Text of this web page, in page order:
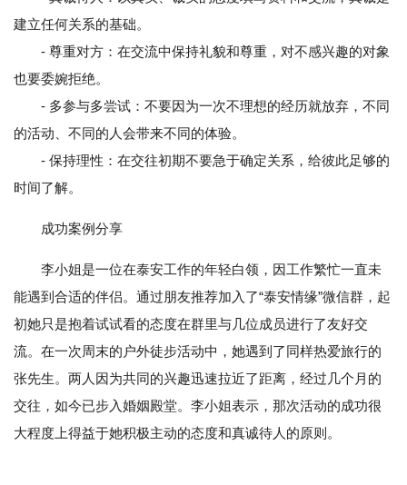
建立任何关系的基础。
- 尊重对方：在交流中保持礼貌和尊重，对不感兴趣的对象
也要委婉拒绝。
- 多参与多尝试：不要因为一次不理想的经历就放弃，不同
的活动、不同的人会带来不同的体验。
- 保持理性：在交往初期不要急于确定关系，给彼此足够的
时间了解。
成功案例分享
李小姐是一位在泰安工作的年轻白领，因工作繁忙一直未
能遇到合适的伴侣。通过朋友推荐加入了“泰安情缘”微信群，起
初她只是抱着试试看的态度在群里与几位成员进行了友好交
流。在一次周末的户外徒步活动中，她遇到了同样热爱旅行的
张先生。两人因为共同的兴趣迅速拉近了距离，经过几个月的
交往，如今已步入婚姻殿堂。李小姐表示，那次活动的成功很
大程度上得益于她积极主动的态度和真诚待人的原则。